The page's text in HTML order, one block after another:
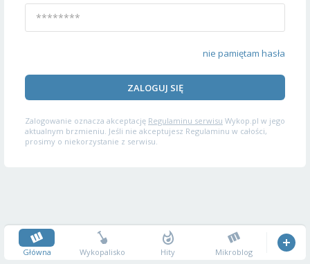
nie pamiętam hasła
ZALOGUJ SIĘ
Zalogowanie oznacza akceptację Regulaminu serwisu Wykop.pl w jego
aktualnym brzmieniu. Jeśli nie akceptujesz Regulaminu w całości,
prosimy o niekorzystanie z serwisu.
Główna Wykopalisko Hity Mikroblog